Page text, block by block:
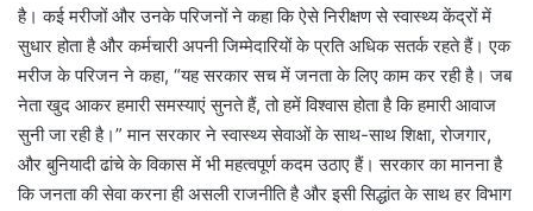
है। कई मरीजों और उनके परिजनों ने कहा कि ऐसे निरीक्षण से स्वास्थ्य केंद्रों में
सुधार होता है और कर्मचारी अपनी जिम्मेदारियों के प्रति अधिक सतर्क रहते हैं। एक
मरीज के परिजन ने कहा, “यह सरकार सच में जनता के लिए काम कर रही है। जब
नेता खुद आकर हमारी समस्याएं सुनते हैं, तो हमें विश्वास होता है कि हमारी आवाज
सुनी जा रही है।” मान सरकार ने स्वास्थ्य सेवाओं के साथ-साथ शिक्षा, रोजगार,
और बुनियादी ढांचे के विकास में भी महत्वपूर्ण कदम उठाए हैं। सरकार का मानना है
कि जनता की सेवा करना ही असली राजनीति है और इसी सिद्धांत के साथ हर विभाग